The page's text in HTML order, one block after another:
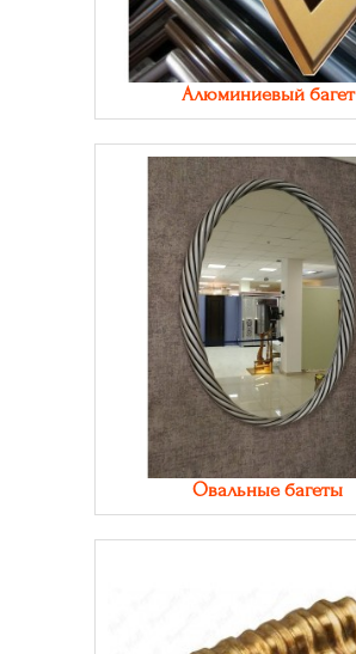
Алюминиевый багет
Овальные багеты